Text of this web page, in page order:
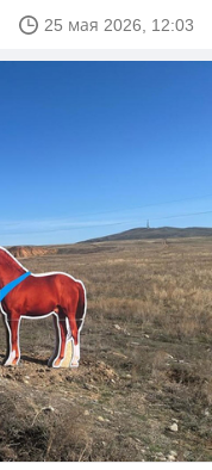
25 мая 2026, 12:03